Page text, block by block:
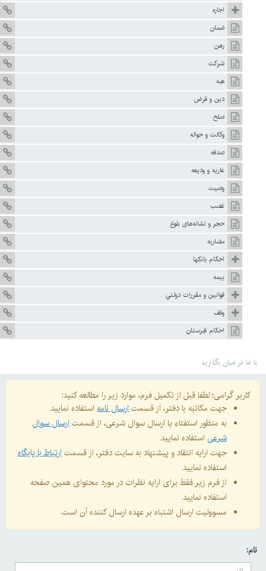
اجاره
ضمان
رهن
شركت
هبه
دين و قرض
صلح
وكالت و حواله
صدقه
عاريه و وديعه
وصيت
غصب
حجر و نشانه‌هاى بلوغ
مضاربه
احكام بانكها
بيمه
قوانين و مقررات دولتي
وقف
احكام قبرستان
با ما در میان بگذارید
کاربر گرامی؛ لطفا قبل از تکمیل فرم، موارد زیر را مطالعه کنید:
جهت مکاتبه با دفتر، از قسمتارسال نامه استفاده نمایید.
به منظور استفتاء یا ارسال سوال شرعی، از قسمتارسال سوال
شرعی استفاده نمایید.
جهت ارایه انتقاد و پیشنهاد به سایت دفتر، از قسمتارتباط با پایگاه
استفاده نمایید.
از فرم زیر فقط برای ارایه نظرات در مورد محتوای همین صفحه
استفاده نمایید.
مسوولیت ارسال اشتباه بر عهده ارسال کننده آن است.
نام: